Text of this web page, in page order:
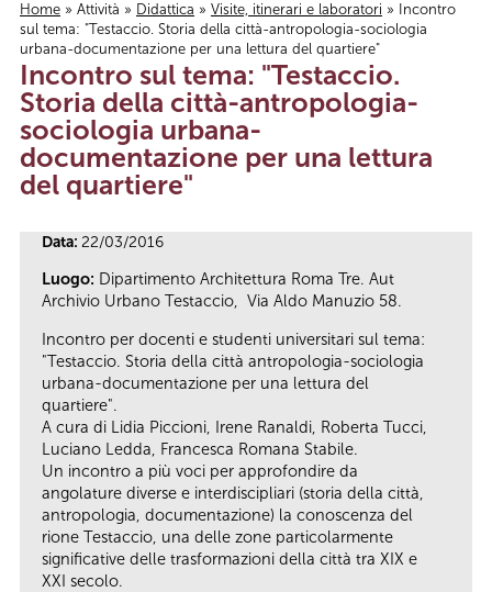
Tu sei qui
Home » Attività » Didattica » Visite, itinerari e laboratori » Incontro
sul tema: "Testaccio. Storia della città-antropologia-sociologia
urbana-documentazione per una lettura del quartiere"
Incontro sul tema: "Testaccio.
Storia della città-antropologia-
sociologia urbana-
documentazione per una lettura
del quartiere"
Data: 22/03/2016
Luogo: Dipartimento Architettura Roma Tre. Aut
Archivio Urbano Testaccio, Via Aldo Manuzio 58.
Incontro per docenti e studenti universitari sul tema:
"Testaccio. Storia della città antropologia-sociologia
urbana-documentazione per una lettura del
quartiere".
A cura di Lidia Piccioni, Irene Ranaldi, Roberta Tucci,
Luciano Ledda, Francesca Romana Stabile.
Un incontro a più voci per approfondire da
angolature diverse e interdiscipliari (storia della città,
antropologia, documentazione) la conoscenza del
rione Testaccio, una delle zone particolarmente
significative delle trasformazioni della città tra XIX e
XXI secolo.